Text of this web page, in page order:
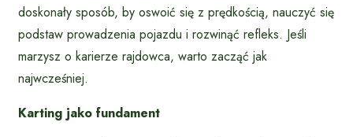
doskonały sposób, by oswoić się z prędkością, nauczyć się
podstaw prowadzenia pojazdu i rozwinąć refleks. Jeśli
marzysz o karierze rajdowca, warto zacząć jak
najwcześniej.
Karting jako fundament